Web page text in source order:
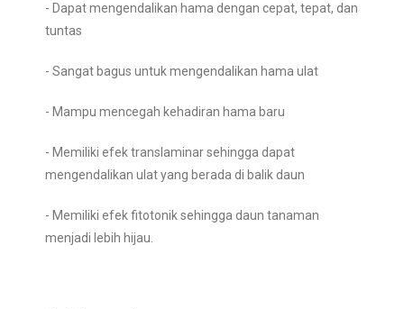
- Dapat mengendalikan hama dengan cepat, tepat, dan
tuntas
- Sangat bagus untuk mengendalikan hama ulat
- Mampu mencegah kehadiran hama baru
- Memiliki efek translaminar sehingga dapat
mengendalikan ulat yang berada di balik daun
- Memiliki efek fitotonik sehingga daun tanaman
menjadi lebih hijau.